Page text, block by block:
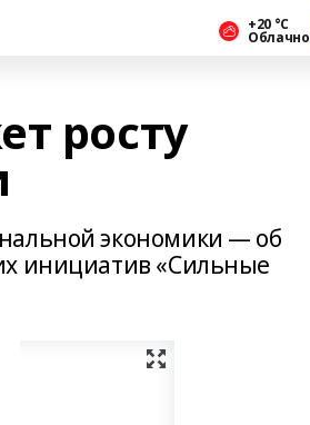
+20 °С
Облачно
росту
экономики — об
инициатив «Сильные